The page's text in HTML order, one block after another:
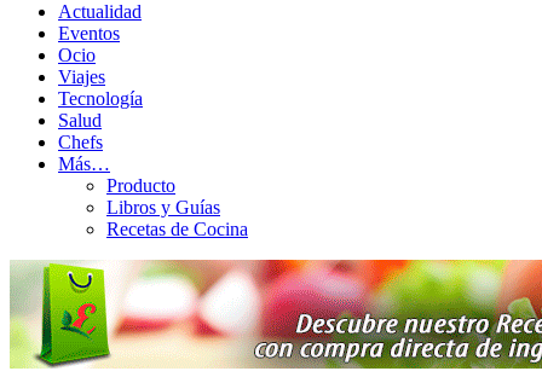
Actualidad
Eventos
Ocio
Viajes
Tecnología
Salud
Chefs
Más…
Producto
Libros y Guías
Recetas de Cocina